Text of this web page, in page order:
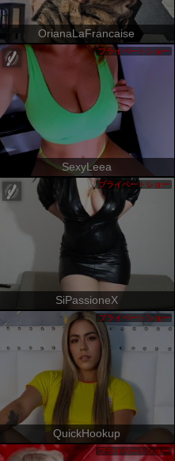
OrianaLaFrancaise
SexyLeea
プライベートショー
SiPassioneX
プライベートショー
QuickHookup
プライベートショー
プライベートショー